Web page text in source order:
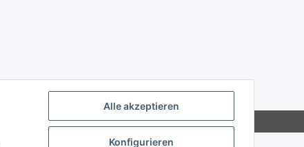
Alle akzeptieren
Konfigurieren